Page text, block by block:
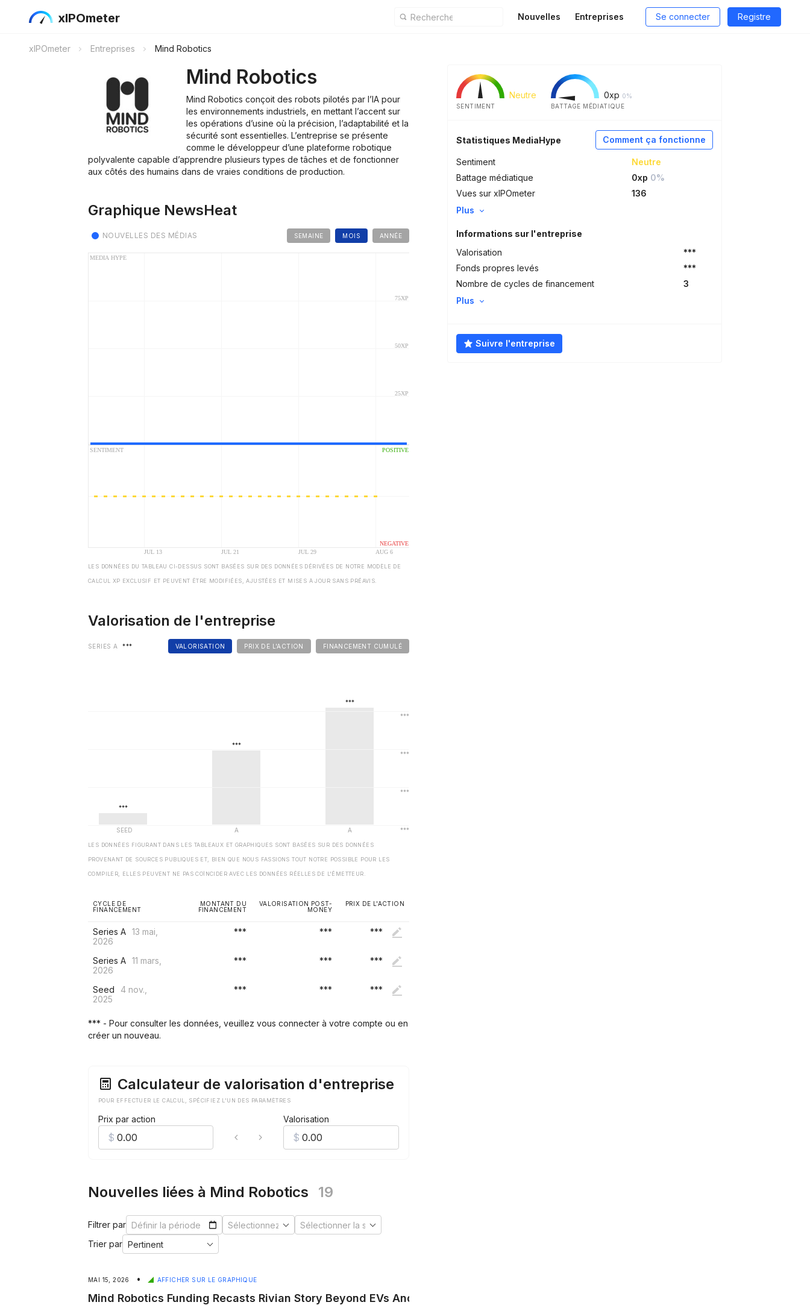
xIPOmeter Nouvelles Entreprises Se connecter Registre
xIPOmeter Entreprises Mind Robotics
Mind Robotics
Mind Robotics conçoit des robots pilotés par l’IA pour
les environnements industriels, en mettant l’accent sur
les opérations d’usine où la précision, l’adaptabilité et la
sécurité sont essentielles. L’entreprise se présente
comme le développeur d’une plateforme robotique
polyvalente capable d’apprendre plusieurs types de tâches et de fonctionner
aux côtés des humains dans de vraies conditions de production.
Neutre
SENTIMENT
0xp 0%
BATTAGE MÉDIATIQUE
Comment ça fonctionne
Statistiques MediaHype
Sentiment
Neutre
Battage médiatique
0xp 0%
Vues sur xIPOmeter
136
Plus
Informations sur l'entreprise
Valorisation
***
Fonds propres levés
***
Nombre de cycles de financement
3
Plus
Suivre l'entreprise
Graphique NewsHeat
SEMAINE MOIS ANNÉE
NOUVELLES DES MÉDIAS
LES DONNÉES DU TABLEAU CI-DESSUS SONT BASÉES SUR DES DONNÉES DÉRIVÉES DE NOTRE MODÈLE DE
CALCUL XP EXCLUSIF ET PEUVENT ÊTRE MODIFIÉES, AJUSTÉES ET MISES À JOUR SANS PRÉAVIS.
Valorisation de l'entreprise
VALORISATION PRIX DE L'ACTION FINANCEMENT CUMULÉ
SERIES A ***
LES DONNÉES FIGURANT DANS LES TABLEAUX ET GRAPHIQUES SONT BASÉES SUR DES DONNÉES
PROVENANT DE SOURCES PUBLIQUES ET, BIEN QUE NOUS FASSIONS TOUT NOTRE POSSIBLE POUR LES
COMPILER, ELLES PEUVENT NE PAS COÏNCIDER AVEC LES DONNÉES RÉELLES DE L'ÉMETTEUR.
CYCLE DE
FINANCEMENT
MONTANT DU
FINANCEMENT
VALORISATION POST-
MONEY
PRIX DE L'ACTION
Series A 13 mai,
2026
*** *** ***
Series A 11 mars,
2026
*** *** ***
Seed
4 nov.,
2025
*** *** ***
*** - Pour consulter les données, veuillez vous connecter à votre compte ou en
créer un nouveau.
Calculateur de valorisation d'entreprise
POUR EFFECTUER LE CALCUL, SPÉCIFIEZ L'UN DES PARAMÈTRES
Prix par action Valorisation
Nouvelles liées à Mind Robotics 19
Filtrer par
Trier par
MAI 15, 2026 • AFFICHER SUR LE GRAPHIQUE
Mind Robotics Funding Recasts Rivian Story Beyond EVs And